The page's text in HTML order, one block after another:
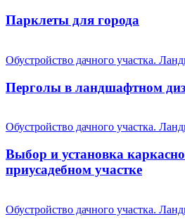
Парклеты для города
Обустройство дачного участка.
Перголы в ландшафтном
Обустройство дачного участка.
Выбор и установка
приусадебном участке
Обустройство дачного участка.